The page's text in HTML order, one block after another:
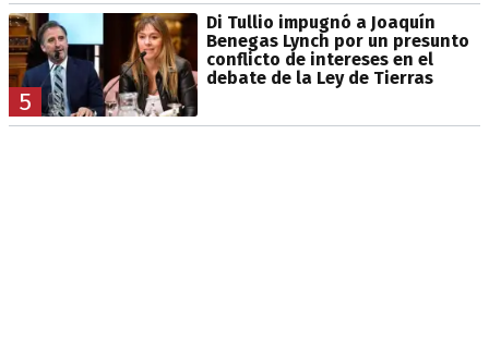
5
Di Tullio impugnó a Joaquín
Benegas Lynch por un presunto
conflicto de intereses en el
debate de la Ley de Tierras